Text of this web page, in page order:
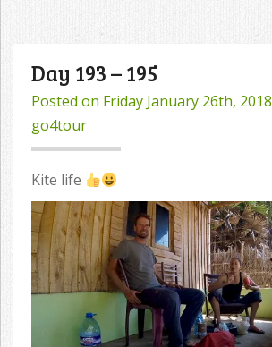
Day 193 – 195
Posted on Friday January 26th, 2018
go4tour
Kite life